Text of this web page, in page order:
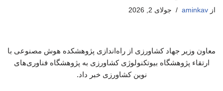
از aminkav جولای 2, 2026
معاون وزیر جهاد کشاورزی از راه‌اندازی پژوهشکده هوش مصنوعی با
ارتقاء پژوهشگاه بیوتکنولوژی کشاورزی به پژوهشگاه فناوری‌های
نوین کشاورزی خبر داد.